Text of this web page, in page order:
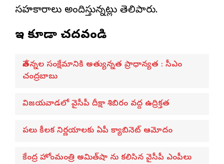
సహకారాలు అందిస్తున్నట్లు తెలిపారు.
ఇవి కూడా చదవండి
నేతన్నల సంక్షేమానికి అత్యున్నత ప్రాధాన్యత : సీఎం
చంద్రబాబు
విజయవాడలో వైసీపీ దీక్షా శిబిరం వద్ద ఉద్రిక్తత
పలు కీలక నిర్ణయాలకు ఏపీ క్యాబినెట్ ఆమోదం
కేంద్ర హోంమంత్రి అమిత్‌షా ను కలిసిన వైసీపీ ఎంపీలు